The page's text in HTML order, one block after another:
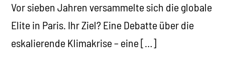
Vor sieben Jahren versammelte sich die globale
Elite in Paris. Ihr Ziel? Eine Debatte über die
eskalierende Klimakrise – eine […]